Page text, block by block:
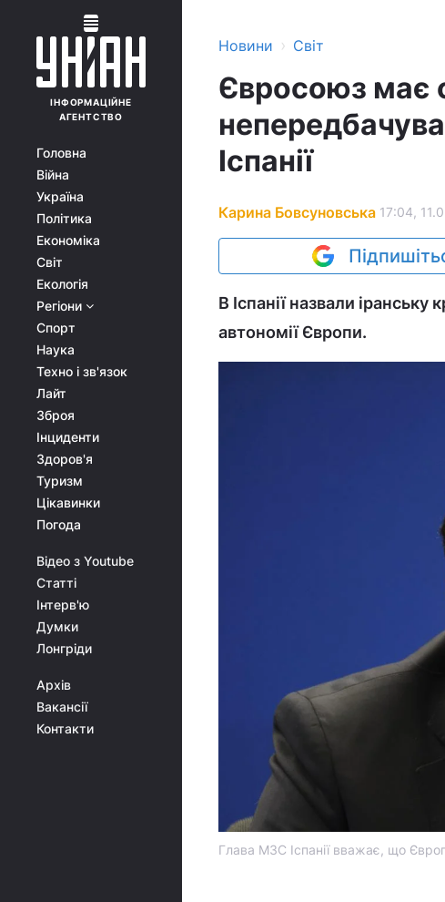
ІНФОРМАЦІЙНЕ
АГЕНТСТВО
Головна
Війна
Україна
Політика
Економіка
Світ
Екологія
Регіони
Спорт
Наука
Техно і зв'язок
Лайт
Зброя
Інциденти
Здоров'я
Туризм
Цікавинки
Погода
Відео з Youtube
Статті
Інтерв'ю
Думки
Лонгріди
Архів
Вакансії
Контакти
Новини › Світ
Євросоюз має
Іспанії
Карина Бовсуновська 17:04,
В Іспанії назвали
автономії Європи.
Глава МЗС Іспанії вважає, що